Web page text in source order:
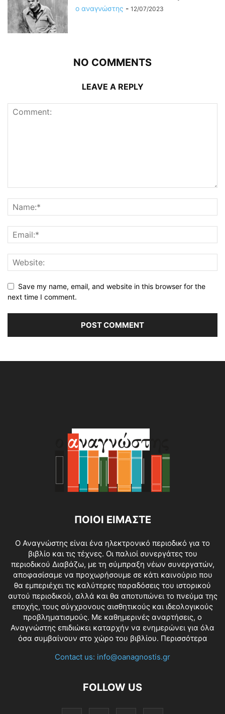
ο αναγνώστης - 12/07/2023
NO COMMENTS
LEAVE A REPLY
Save my name, email, and website in this browser for the
next time I comment.
ΠΟΙΟΙ ΕΙΜΑΣΤΕ
O Αναγνώστης είναι ένα ηλεκτρονικό περιοδικό για το
βιβλίο και τις τέχνες. Οι παλιοί συνεργάτες του
περιοδικού Διαβάζω, με τη σύμπραξη νέων συνεργατών,
αποφασίσαμε να προχωρήσουμε σε κάτι καινούριο που
θα εμπεριέχει τις καλύτερες παραδόσεις του ιστορικού
αυτού περιοδικού, αλλά και θα αποτυπώνει το πνεύμα της
εποχής, τους σύγχρονους αισθητικούς και ιδεολογικούς
προβληματισμούς. Με καθημερινές αναρτήσεις, ο
Αναγνώστης επιδιώκει καταρχήν να ενημερώνει για όλα
όσα συμβαίνουν στο χώρο του βιβλίου. Περισσότερα
Contact us: info@oanagnostis.gr
FOLLOW US